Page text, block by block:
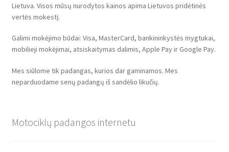
Lietuva. Visos mūsų nurodytos kainos apima Lietuvos pridėtinės
vertės mokestį.
Galimi mokėjimo būdai: Visa, MasterCard, bankininkystės mygtukai,
mobilieji mokėjimai, atsiskaitymas dalimis, Apple Pay ir Google Pay.
Mes siūlome tik padangas, kurios dar gaminamos. Mes
neparduodame senų padangų iš sandėlio likučių.
Motociklų padangos internetu